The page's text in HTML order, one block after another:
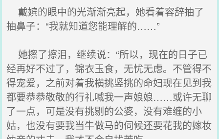
戴嫔的眼中的光渐渐亮起，她看着容辞抽了
抽鼻子：“我就知道您能理解的……”
她擦了擦泪，继续说：“所以，现在的日子已
经再好不过了，锦衣玉食，无忧无虑。不管得不
得宠爱，之前对着我横挑竖挑的命妇现在见到我
都要恭恭敬敬的行礼喊我一声娘娘……或许无聊
了一点，可是没有挑剔的公婆，没有难缠的小
姑，也没有要我当牛做马的伺候还要花我的嫁妆